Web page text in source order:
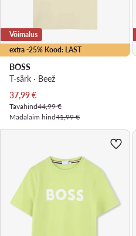
extra -25% Kood: LAST
Võimalus
BOSS
T-särk · Beež
Praegune hind
37,99€
Tavahind44,99 €
Madalaim hind41,99 €